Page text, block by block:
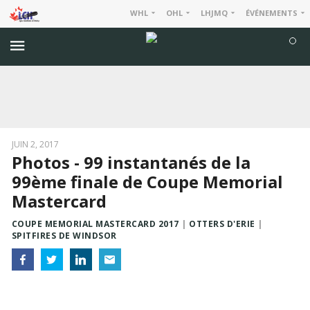
ÉVÉNEMENTS
LHJMQ
OHL
WHL
JUIN 2, 2017
Photos - 99 instantanés de la
99ème finale de Coupe Memorial
Mastercard
COUPE MEMORIAL MASTERCARD 2017
OTTERS D'ERIE
SPITFIRES DE WINDSOR